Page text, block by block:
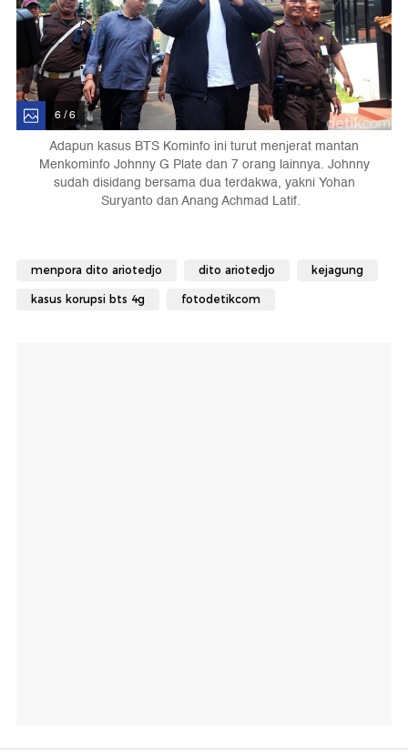
6 / 6
Adapun kasus BTS Kominfo ini turut menjerat mantan
Menkominfo Johnny G Plate dan 7 orang lainnya. Johnny
sudah disidang bersama dua terdakwa, yakni Yohan
Suryanto dan Anang Achmad Latif.
menpora dito ariotedjo dito ariotedjo kejagung
kasus korupsi bts 4g fotodetikcom